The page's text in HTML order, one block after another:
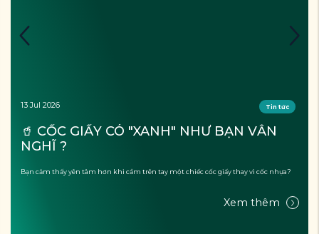
13 Jul 2026 Tin tức
🥤 CỐC GIẤY CÓ "XANH" NHƯ BẠN VẪN
NGHĨ ?
Bạn cảm thấy yên tâm hơn khi cầm trên tay một chiếc cốc giấy thay vì cốc nhựa?
Xem thêm